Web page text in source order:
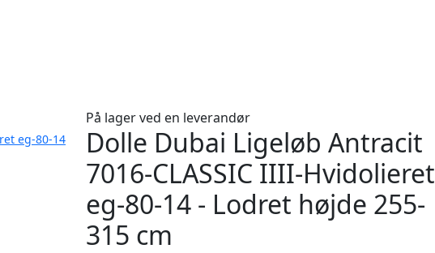
eg-80-14
På lager ved en leverandør
Dolle Dubai Ligeløb Antracit
7016-CLASSIC IIII-Hvidolieret
eg-80-14 - Lodret højde 255-
315 cm